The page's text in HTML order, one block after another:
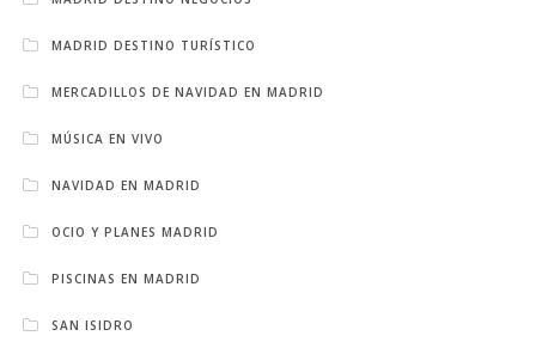
MADRID DESTINO TURÍSTICO
MERCADILLOS DE NAVIDAD EN MADRID
MÚSICA EN VIVO
NAVIDAD EN MADRID
OCIO Y PLANES MADRID
PISCINAS EN MADRID
SAN ISIDRO